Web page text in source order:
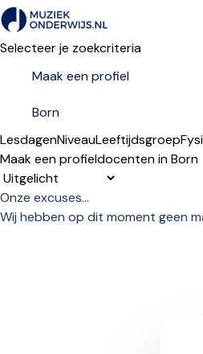
Selecteer je zoekcriteria
LesdagenNiveauLeeftijdsgroep
Maak een profieldocenten in Born
Sorteervolgorde
Onze excuses...
Wij hebben op dit moment geen